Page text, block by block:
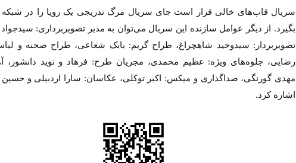
بگیرد. از دیگر عوامل سازنده این سریال می‌توان به مدیر تصویربرداری:
تصویربردار: سیدوحید شاهچراغ، طراح گریم: بابک شعاعی، طراح صحنه و
رضایی، جلوه‌های ویژه: عظیم محمدی، مجریان طرح: فرهاد و نوید دانشور،
مهدی گورنگی، صداگذاری و میکس: اکبر توکلی، عکاسان: سارا اردبیلی و
اشاره کرد.